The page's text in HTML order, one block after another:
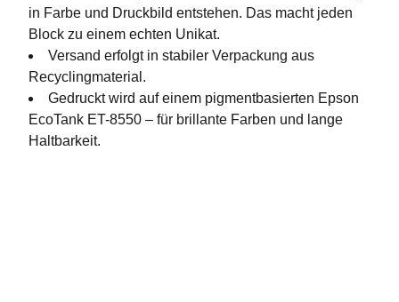
in Farbe und Druckbild entstehen. Das macht jeden
Block zu einem echten Unikat.
Versand erfolgt in stabiler Verpackung aus
Recyclingmaterial.
Gedruckt wird auf einem pigmentbasierten Epson
EcoTank ET-8550 – für brillante Farben und lange
Haltbarkeit.